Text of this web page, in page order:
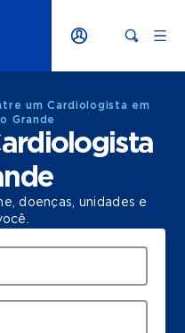
um Cardiologista em
Grande
doenças, unidades e